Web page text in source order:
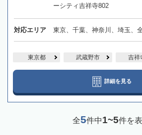
ーシティ吉祥寺802
対応エリア 東京、千葉、神奈川、埼玉、
東京都 武蔵野市 吉祥
詳細を見る
全5件中1~5件を